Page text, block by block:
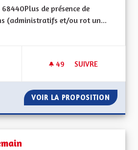
de présence de
(administratifs et/ou rot un...
la catégorie : Autres
49 49 ABONNÉS
SUIVRE
VOIR LA PROPOSITION